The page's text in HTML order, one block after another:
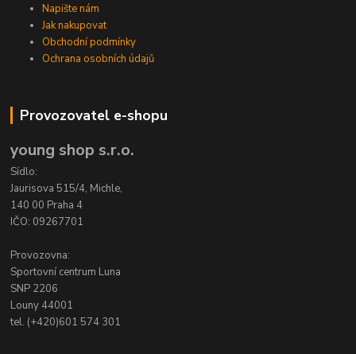
Napište nám
Jak nakupovat
Obchodní podmínky
Ochrana osobních údajů
Provozovatel e-shopu
young shop s.r.o.
Sídlo:
Jaurisova 515/4, Michle,
140 00 Praha 4
IČO: 09267701
Provozovna:
Sportovní centrum Luna
SNP 2206
Louny 44001
tel. (+420)601 574 301